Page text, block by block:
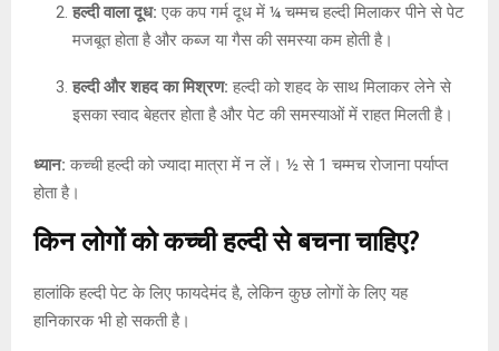
हल्दी वाला दूध: एक कप गर्म दूध में ¼ चम्मच हल्दी मिलाकर पीने से पेट
मजबूत होता है और कब्ज या गैस की समस्या कम होती है।
हल्दी और शहद का मिश्रण: हल्दी को शहद के साथ मिलाकर लेने से
इसका स्वाद बेहतर होता है और पेट की समस्याओं में राहत मिलती है।
ध्यान: कच्ची हल्दी को ज्यादा मात्रा में न लें। ½ से 1 चम्मच रोजाना पर्याप्त
होता है।
किन लोगों को कच्ची हल्दी से बचना चाहिए?
हालांकि हल्दी पेट के लिए फायदेमंद है, लेकिन कुछ लोगों के लिए यह
हानिकारक भी हो सकती है।